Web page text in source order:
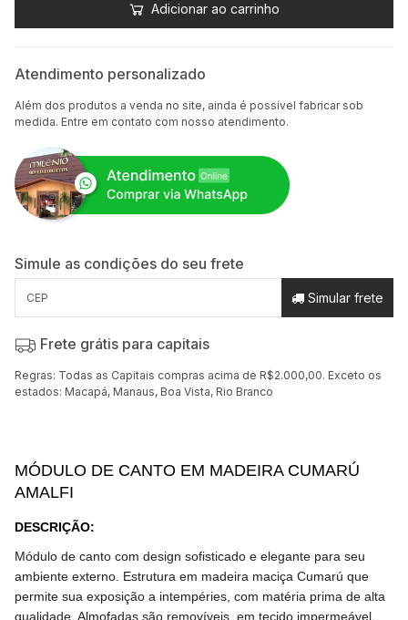
Adicionar ao carrinho
Atendimento personalizado
Além dos produtos a venda no site, ainda é possível fabricar sob
medida. Entre em contato com nosso atendimento.
Simule as condições do seu frete
Simular frete
Frete grátis para capitais
Regras: Todas as Capitais compras acima de R$2.000,00. Exceto os
estados: Macapá, Manaus, Boa Vista, Rio Branco
MÓDULO DE CANTO EM MADEIRA CUMARÚ
AMALFI
DESCRIÇÃO:
Módulo de cantocom design sofisticado e elegante para seu
ambiente externo. Estrutura em madeira maciça Cumarú que
permite sua exposição a intempéries, com matéria prima de alta
qualidade. Almofadas são removíveis, em tecido impermeável,